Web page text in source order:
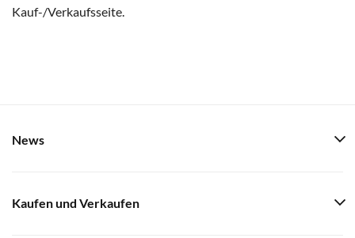
Kauf-/Verkaufsseite.
News
Kaufen und Verkaufen